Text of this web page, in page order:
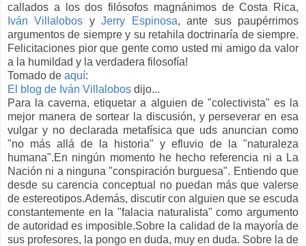
callados a los dos filósofos magnánimos de Costa Rica,
Iván Villalobos yJerry Espinosa, ante sus paupérrimos
argumentos de siempre y su retahila doctrinaría de siempre.
Felicitaciones pior que gente como usted mi amigo da valor
a la humildad y la verdadera filosofía!
Tomado de aquí:
El blog de Iván Villalobos dijo...
Para la caverna, etiquetar a alguien de "colectivista" es la
mejor manera de sortear la discusión, y perseverar en esa
vulgar y no declarada metafísica que uds anuncian como
"no más allá de la historia" y efluvio de la "naturaleza
humana".En ningún momento he hecho referencia ni a La
Nación ni a ninguna "conspiración burguesa". Entiendo que
desde su carencia conceptual no puedan más que valerse
de estereotipos.Además, discutir con alguien que se escuda
constantemente en la "falacia naturalista" como argumento
de autoridad es imposible.Sobre la calidad de la mayoría de
sus profesores, la pongo en duda, muy en duda. Sobre la de